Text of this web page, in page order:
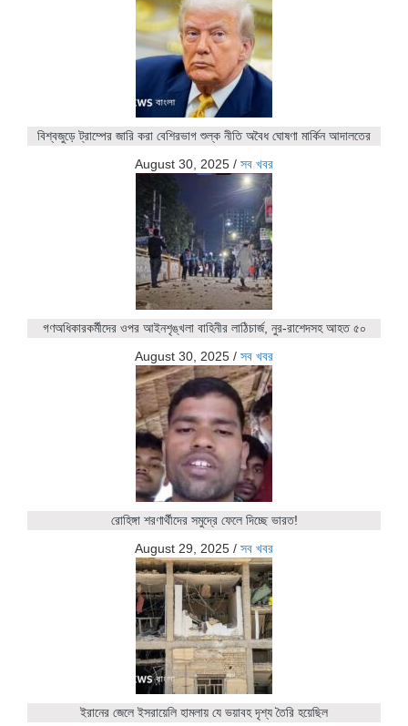
বিশ্বজুড়ে ট্রাম্পের জারি করা বেশিরভাগ শুল্ক নীতি অবৈধ ঘোষণা মার্কিন আদালতের
August 30, 2025 / সব খবর
গণঅধিকারকর্মীদের ওপর আইনশৃঙ্খলা বাহিনীর লাঠিচার্জ, নুর-রাশেদসহ আহত ৫০
August 30, 2025 / সব খবর
রোহিঙ্গা শরণার্থীদের সমুদ্রে ফেলে দিচ্ছে ভারত!
August 29, 2025 / সব খবর
ইরানের জেলে ইসরায়েলি হামলায় যে ভয়াবহ দৃশ্য তৈরি হয়েছিল